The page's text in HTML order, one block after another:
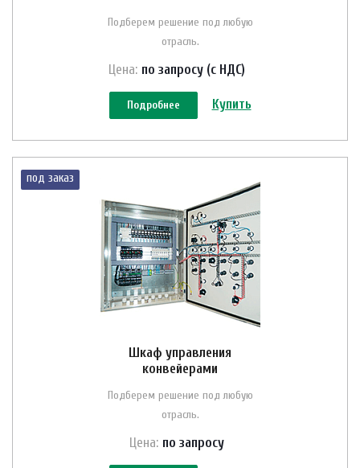
Подберем решение под любую
отрасль.
Цена: по запросу (с НДС)
Подробнее Купить
под заказ
Шкаф управления
конвейерами
Подберем решение под любую
отрасль.
Цена: по запросу